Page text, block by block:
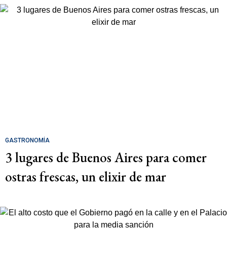
GASTRONOMÍA
3 lugares de Buenos Aires para comer
ostras frescas, un elixir de mar